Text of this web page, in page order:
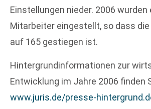
Einstellungen nieder. 2006 wurden
Mitarbeiter eingestellt, so dass
auf 165 gestiegen ist.
Hintergrundinformationen zur
Entwicklung im Jahre 2006 finden
www.juris.de/presse-